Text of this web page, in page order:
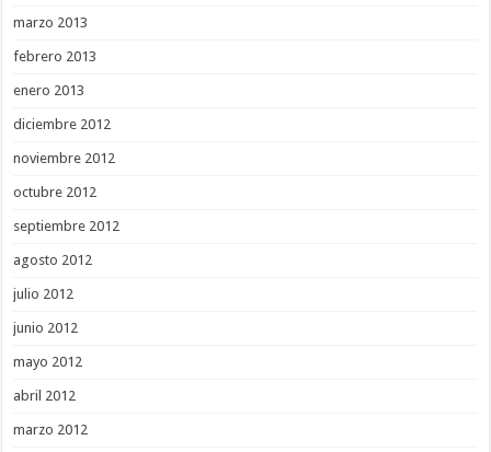
marzo 2013
febrero 2013
enero 2013
diciembre 2012
noviembre 2012
octubre 2012
septiembre 2012
agosto 2012
julio 2012
junio 2012
mayo 2012
abril 2012
marzo 2012